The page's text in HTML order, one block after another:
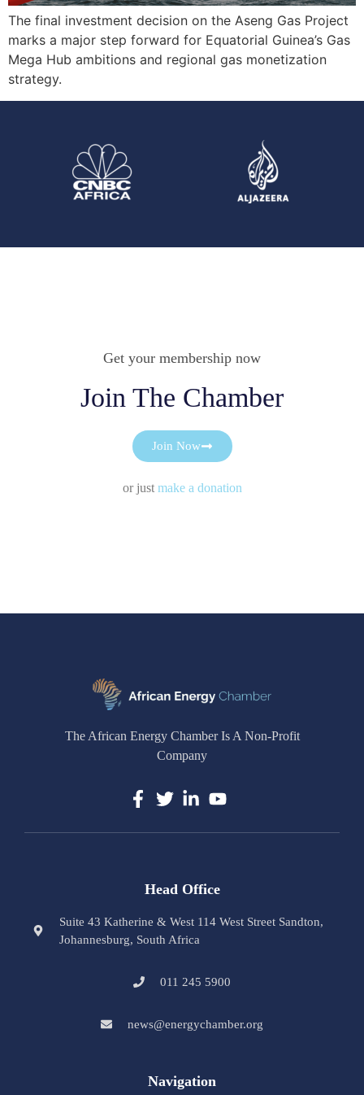
The final investment decision on the Aseng Gas Project
marks a major step forward for Equatorial Guinea’s Gas
Mega Hub ambitions and regional gas monetization
strategy.
Get your membership now
Join The Chamber
Join Now
or just make a donation
The African Energy Chamber Is A Non-Profit
Company
Head Office
Suite 43 Katherine & West 114 West Street Sandton,
Johannesburg, South Africa
011 245 5900
news@energychamber.org
Navigation